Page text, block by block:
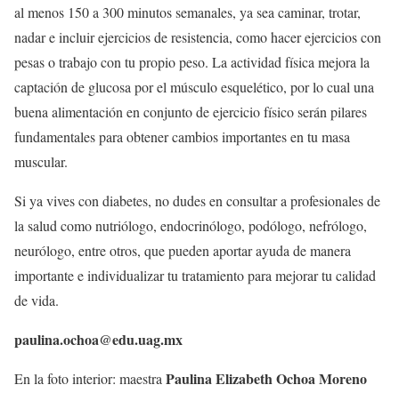
al menos 150 a 300 minutos semanales, ya sea caminar, trotar,
nadar e incluir ejercicios de resistencia, como hacer ejercicios con
pesas o trabajo con tu propio peso. La actividad física mejora la
captación de glucosa por el músculo esquelético, por lo cual una
buena alimentación en conjunto de ejercicio físico serán pilares
fundamentales para obtener cambios importantes en tu masa
muscular.
Si ya vives con diabetes, no dudes en consultar a profesionales de
la salud como nutriólogo, endocrinólogo, podólogo, nefrólogo,
neurólogo, entre otros, que pueden aportar ayuda de manera
importante e individualizar tu tratamiento para mejorar tu calidad
de vida.
paulina.ochoa@edu.uag.mx
En la foto interior: maestra Paulina Elizabeth Ochoa Moreno